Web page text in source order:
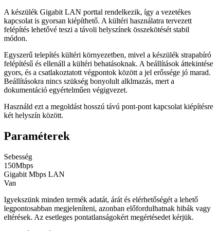
A készülék Gigabit LAN porttal rendelkezik, így a vezetékes
kapcsolat is gyorsan kiépíthető. A kültéri használatra tervezett
felépítés lehetővé teszi a távoli helyszínek összekötését stabil
módon.
Egyszerű telepítés kültéri környezetben, mivel a készülék strapabíró
felépítésű és ellenáll a kültéri behatásoknak. A beállítások áttekintése
gyors, és a csatlakoztatott végpontok között a jel erőssége jó marad.
Beállításokra nincs szükség bonyolult alklmazás, mert a
dokumentáció egyértelműen végigvezet.
Használd ezt a megoldást hosszú távú pont-pont kapcsolat kiépítésre
két helyszín között.
Paraméterek
Sebesség
150Mbps
Gigabit Mbps LAN
Van
Igyekszünk minden termék adatát, árát és elérhetőségét a lehető
legpontosabban megjeleníteni, azonban előfordulhatnak hibák vagy
eltérések. Az esetleges pontatlanságokért megértésedet kérjük.